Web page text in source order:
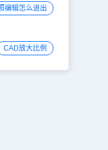
编辑怎么退出
CAD放大比例